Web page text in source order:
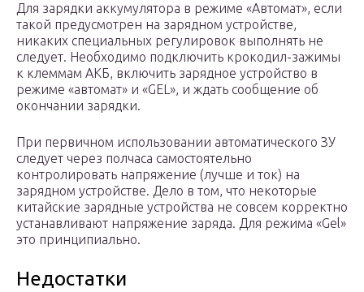
Для зарядки аккумулятора в режиме «Автомат», если
такой предусмотрен на зарядном устройстве,
никаких специальных регулировок выполнять не
следует. Необходимо подключить крокодил-зажимы
к клеммам АКБ, включить зарядное устройство в
режиме «автомат» и «GEL», и ждать сообщение об
окончании зарядки.
При первичном использовании автоматического ЗУ
следует через полчаса самостоятельно
контролировать напряжение (лучше и ток) на
зарядном устройстве. Дело в том, что некоторые
китайские зарядные устройства не совсем корректно
устанавливают напряжение заряда. Для режима «Gel»
это принципиально.
Недостатки